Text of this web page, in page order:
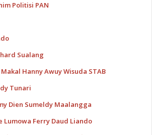
Politisi PAN
Sualang
Hanny Awuy Wisuda STAB
Tunari
Dien Sumeldy Maalangga
Lumowa Ferry Daud Liando